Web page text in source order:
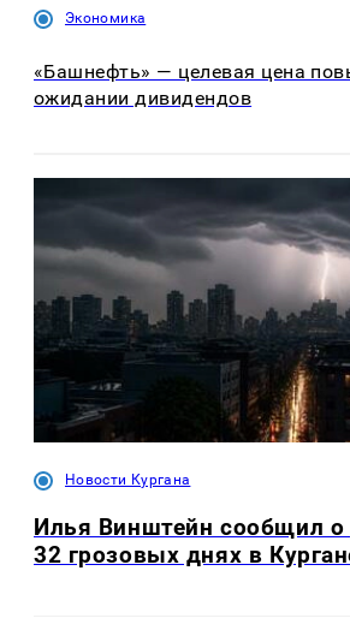
Экономика
«Башнефть» — целевая цена
ожидании дивидендов
Новости Кургана
Илья Винштейн сообщил
32 грозовых днях в